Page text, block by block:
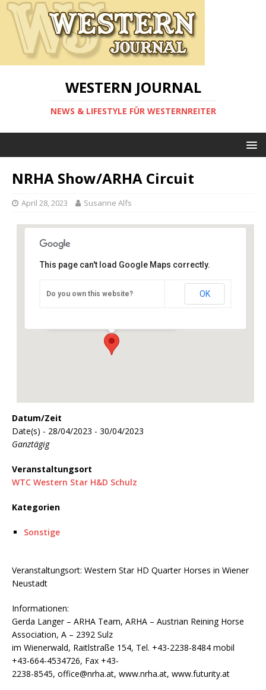
WESTERN JOURNAL
NEWS & LIFESTYLE FÜR WESTERNREITER
NRHA Show/ARHA Circuit
April 28, 2023 Susanne Alfs
WTC Western Star H&D Schulz
This page can't load Google Maps correctly.
Do you own this website? OK
Datum/Zeit
Date(s) - 28/04/2023 - 30/04/2023
Ganztägig
Veranstaltungsort
WTC Western Star H&D Schulz
Kategorien
Sonstige
Veranstaltungsort: Western Star HD Quarter Horses in Wiener
Neustadt
Informationen:
Gerda Langer – ARHA Team, ARHA – Austrian Reining Horse
Association, A – 2392 Sulz
im Wienerwald, Raitlstraße 154, Tel. +43-2238-8484 mobil
+43-664-4534726, Fax +43-
2238-8545, office@nrha.at, www.nrha.at, www.futurity.at